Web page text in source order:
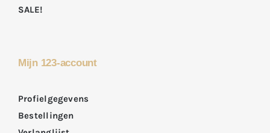
SALE!
Mijn 123-account
Profielgegevens
Bestellingen